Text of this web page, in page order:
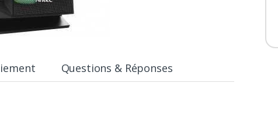
Questions & Réponses